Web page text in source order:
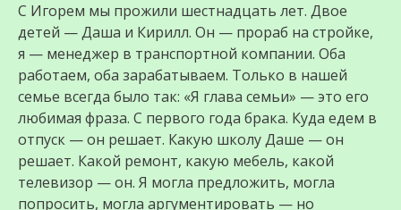
С Игорем мы прожили шестнадцать лет. Двое
детей — Даша и Кирилл. Он — прораб на стройке,
я — менеджер в транспортной компании. Оба
работаем, оба зарабатываем. Только в нашей
семье всегда было так: «Я глава семьи» — это его
любимая фраза. С первого года брака. Куда едем в
отпуск — он решает. Какую школу Даше — он
решает. Какой ремонт, какую мебель, какой
телевизор — он. Я могла предложить, могла
попросить, могла аргументировать — но